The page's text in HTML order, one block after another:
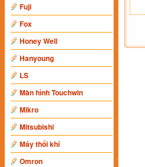
Fuji
Fox
Honey Well
Hanyoung
LS
Màn hình Touchwin
Mikro
Mitsubishi
Máy thổi khí
Omron